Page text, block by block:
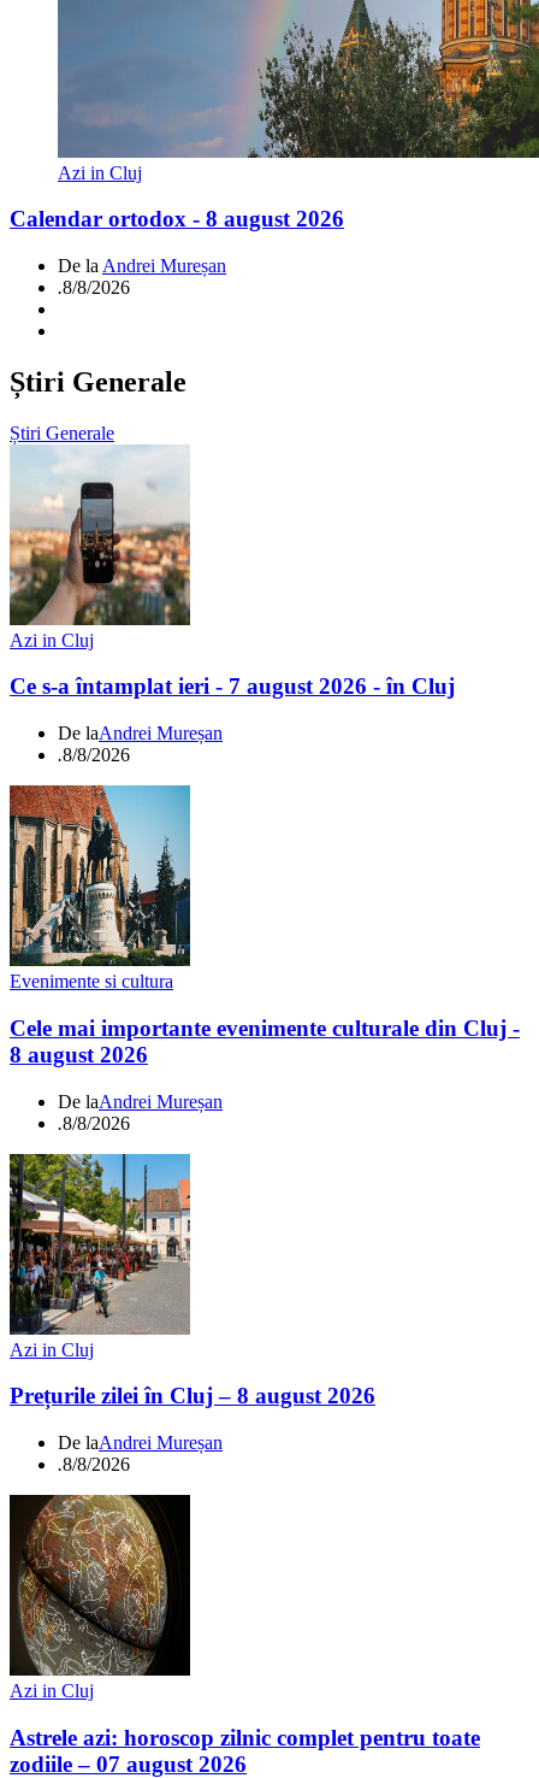
Azi in Cluj
Calendar ortodox - 8 august 2026
De la Andrei Mureșan
.8/8/2026
Știri Generale
Știri Generale
Azi in Cluj
Ce s-a întamplat ieri - 7 august 2026 - în Cluj
De laAndrei Mureșan
.8/8/2026
Evenimente si cultura
Cele mai importante evenimente culturale din Cluj -
8 august 2026
De laAndrei Mureșan
.8/8/2026
Azi in Cluj
Prețurile zilei în Cluj – 8 august 2026
De laAndrei Mureșan
.8/8/2026
Azi in Cluj
Astrele azi: horoscop zilnic complet pentru toate
zodiile – 07 august 2026